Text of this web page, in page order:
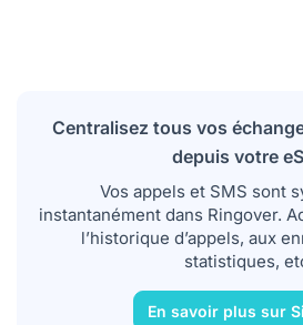
Centralisez tous vos
depuis votre
Vos appels et SMS sont
instantanément dans Ringover.
l’historique d’appels, aux
statistiques,
En savoir plus sur